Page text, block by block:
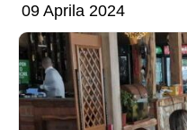
09 Aprila 2024